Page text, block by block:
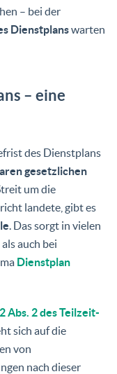
– bei der
Dienstplanswarten
– eine
des Dienstplans
gesetzlichen
um die
landete, gibt es
. Das sorgt in vielen
auch bei
Dienstplan
Abs. 2 des Teilzeit-
sich auf die
von
nach dieser